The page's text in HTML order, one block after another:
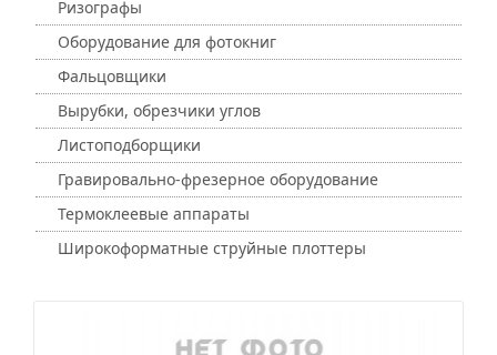
Ризографы
Оборудование для фотокниг
Фальцовщики
Вырубки, обрезчики углов
Листоподборщики
Гравировально-фрезерное оборудование
Термоклеевые аппараты
Широкоформатные струйные плоттеры